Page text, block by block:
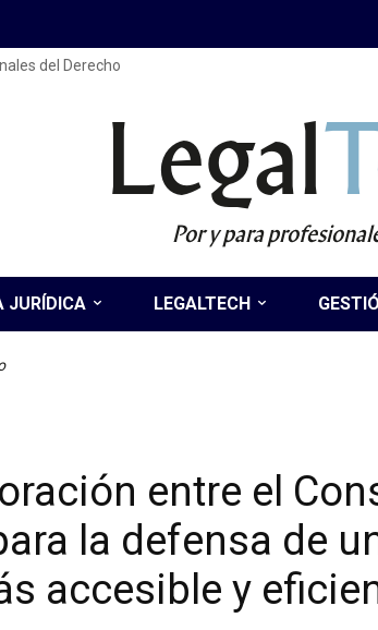
del Derecho
Legal
Por y para
JURÍDICA LEGALTECH
entre el
la defensa de
accesible y